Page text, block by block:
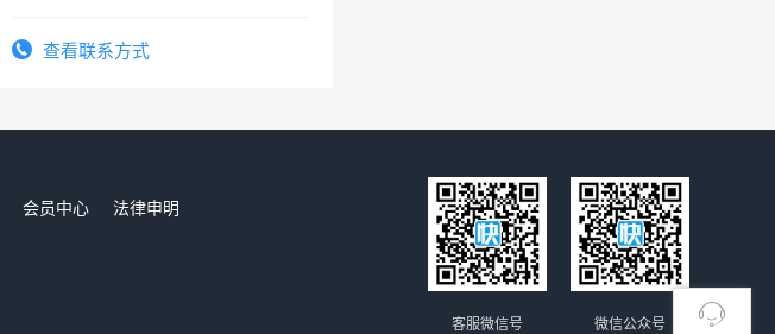
结识有识之士，共享未来。
查看联系方式
会员中心
法律申明
微信公众号
客服微信号